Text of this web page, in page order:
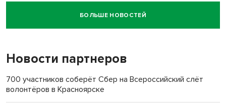
Новосибирский суд наказал водителя за смерть
пенсионерки на вокзале
«Мы живём на пастбище!»: в новосибирском селе лошади
терроризируют жителей
БОЛЬШЕ НОВОСТЕЙ
Новости партнеров
700 участников соберёт Сбер на Всероссийский слёт
волонтёров в Красноярске